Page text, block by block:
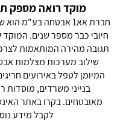
מוקד רואה מספק
חברת אא1 אבטחה
חיובי כבר מספר שנים.
תגובה מהירה המותאמות
שילוב מערכות מצלמות
המיומן לטפל באירועים
בנייני משרדים, מוסדות
מאובטחים. בקרו באתר
לקבל מידע